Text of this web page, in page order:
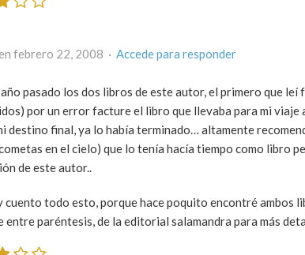
febrero 22, 2008 · Accede para responder
pasado los dos libros de este autor, el primero que
por un error facture el libro que llevaba para mi viaje
destino final, ya lo había terminado… altamente
en el cielo) que lo tenía hacía tiempo como libro
de este autor..
cuento todo esto, porque hace poquito encontré ambos
entre paréntesis, de la editorial salamandra para más